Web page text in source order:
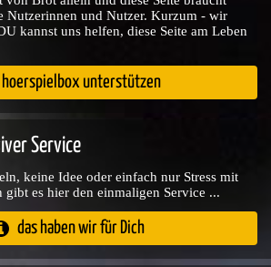
Nutzerinnen und Nutzer. Kurzum - wir
kannst uns helfen, diese Seite am Leben
hoerspielbox unterstützen
Service
keine Idee oder einfach nur Stress mit
gibt es hier den einmaligen Service ...
das haben wir für Dich